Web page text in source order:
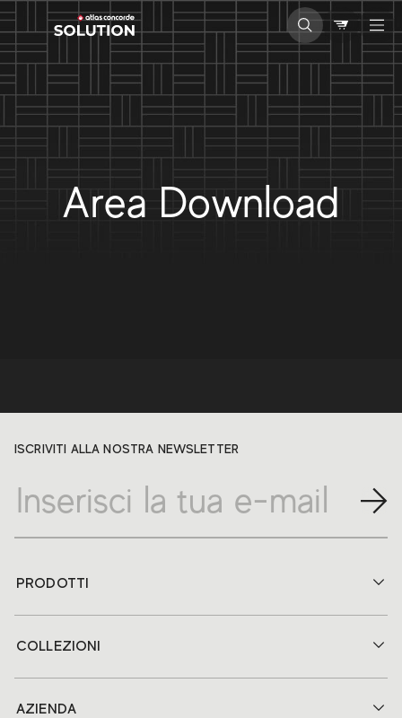
Area Download
ISCRIVITI ALLA NOSTRA NEWSLETTER
PRODOTTI
COLLEZIONI
AZIENDA